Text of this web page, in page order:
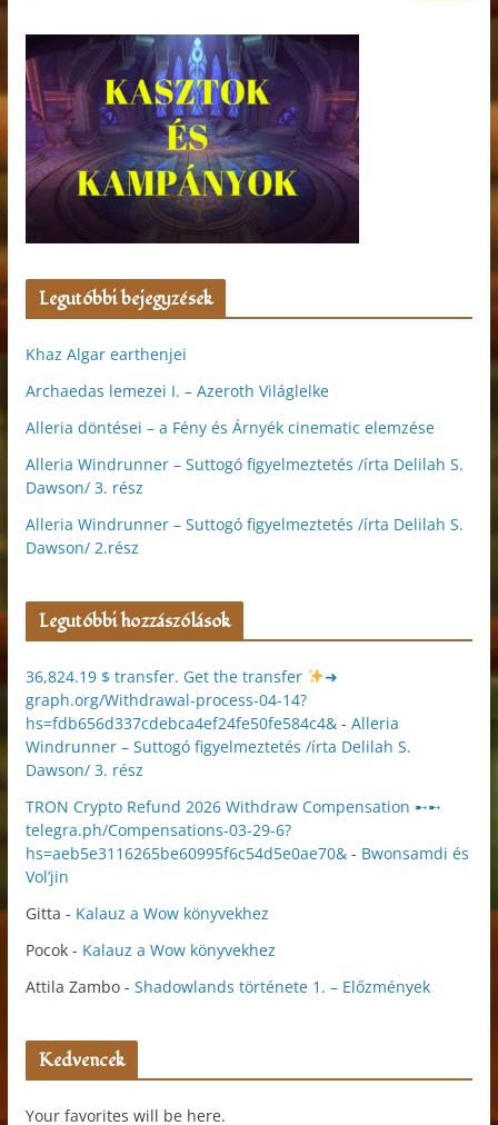
Legutóbbi bejegyzések
Khaz Algar earthenjei
Archaedas lemezei I. – Azeroth Világlelke
Alleria döntései – a Fény és Árnyék cinematic elemzése
Alleria Windrunner – Suttogó figyelmeztetés /írta Delilah S.
Dawson/ 3. rész
Alleria Windrunner – Suttogó figyelmeztetés /írta Delilah S.
Dawson/ 2.rész
Legutóbbi hozzászólások
36,824.19 $ transfer. Get the transfer
➜
graph.org/Withdrawal-process-04-14?
hs=fdb656d337cdebca4ef24fe50fe584c4&- Alleria
Windrunner – Suttogó figyelmeztetés /írta Delilah S.
Dawson/ 3. rész
TRON Crypto Refund 2026 Withdraw Compensation ➸➸
telegra.ph/Compensations-03-29-6?
hs=aeb5e3116265be60995f6c54d5e0ae70&- Bwonsamdi és
Vol’jin
Gitta - Kalauz a Wow könyvekhez
Pocok- Kalauz a Wow könyvekhez
Attila Zambo- Shadowlands története 1. – Előzmények
Kedvencek
Your favorites will be here.